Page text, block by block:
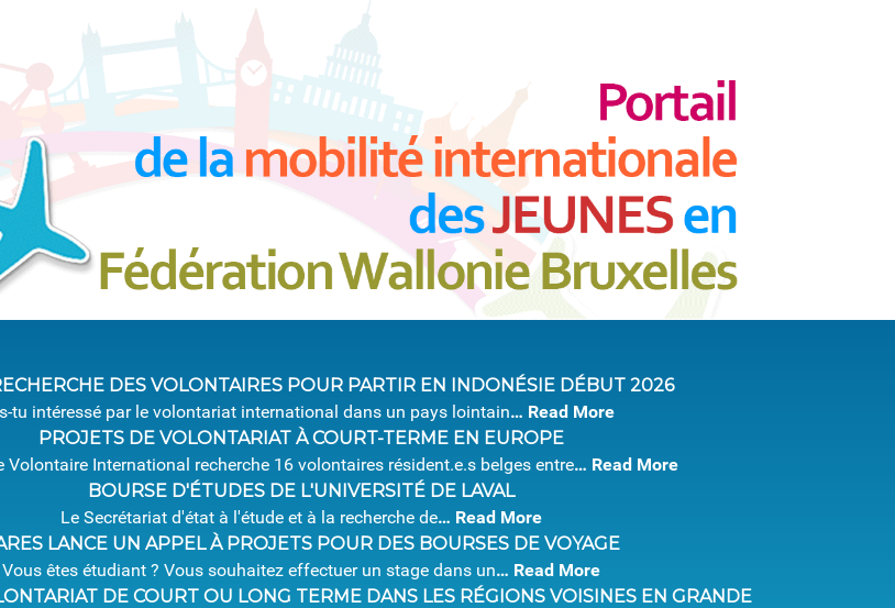
DES VOLONTAIRES POUR PARTIR EN INDONÉSIE DÉBUT 2026
tu intéressé par le volontariat international dans un pays lointain… Read More
PROJETS DE VOLONTARIAT À COURT-TERME EN EUROPE
Volontaire International recherche 16 volontaires résident.e.s belges entre… Read More
BOURSE D'ÉTUDES DE L'UNIVERSITÉ DE LAVAL
Le Secrétariat d'état à l'étude et à la recherche de… Read More
LANCE UN APPEL À PROJETS POUR DES BOURSES DE VOYAGE
Vous êtes étudiant ? Vous souhaitez effectuer un stage dans un… Read More
DE COURT OU LONG TERME DANS LES RÉGIONS VOISINES EN GRANDE